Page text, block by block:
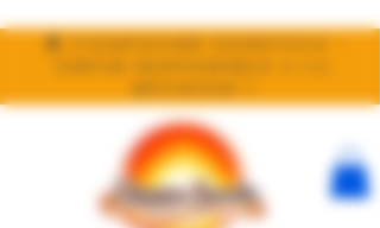
🧬 Compound Genetics :